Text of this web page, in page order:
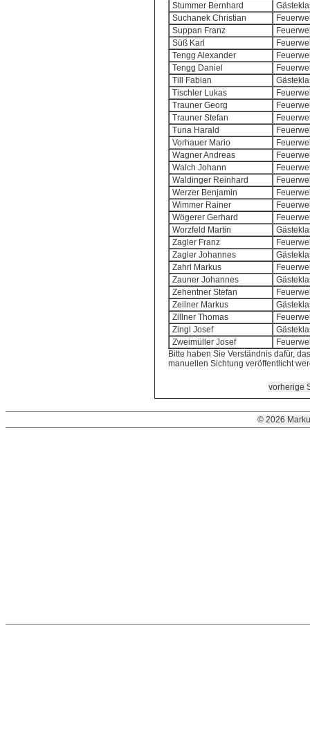
Stummer Bernhard
Suchanek Christian
Suppan Franz
Süß Karl
Tengg Alexander
Tengg Daniel
Till Fabian
Tischler Lukas
Trauner Georg
Trauner Stefan
Tuna Harald
Vorhauer Mario
Wagner Andreas
Walch Johann
Waldinger Reinhard
Werzer Benjamin
Wimmer Rainer
Wögerer Gerhard
Worzfeld Martin
Zagler Franz
Zagler Johannes
Zahrl Markus
Zauner Johannes
Zehentner Stefan
Zeilner Markus
Zillner Thomas
Zingl Josef
Zweimüller Josef
Bitte haben Sie Verständnis dafür,
manuellen Sichtung veröffentlicht
vorherige
© 2026